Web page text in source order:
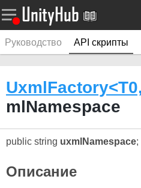
Руководство API скрипты
mlNamespace
public string uxmlNamespace;
Описание